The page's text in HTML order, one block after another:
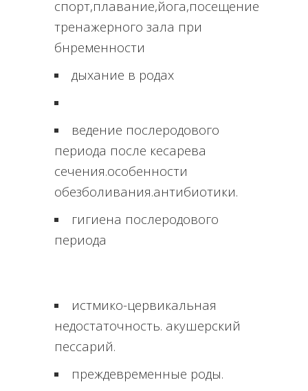
спорт,плавание,йога,посещение
тренажерного зала при
бнременности
дыхание в родах
ведение послеродового
периода после кесарева
сечения.особенности
обезболивания.антибиотики.
гигиена послеродового
периода
истмико-цервикальная
недостаточность. акушерский
пессарий.
преждевременные роды.